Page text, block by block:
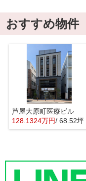
おすすめ物件
芦屋大原町医療ビル
128.1324万円/ 68.52坪